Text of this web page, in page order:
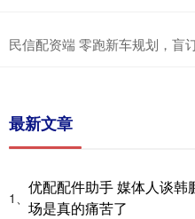
民信配资端 零跑新车规划，盲
最新文章
1、
优配配件助手 媒体人谈韩
场是真的痛苦了